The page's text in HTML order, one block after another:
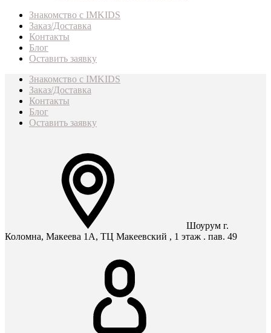
Знакомство с IMKIDS
Заказ/Доставка
Контакты
Блог
Оставить заявку
Знакомство с IMKIDS
Заказ/Доставка
Контакты
Блог
Оставить заявку
Шоурум г.
Коломна, Макеева 1А, ТЦ Макеевский , 1 этаж . пав. 49